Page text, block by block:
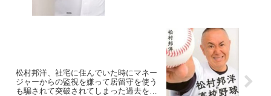
松村邦洋、社宅に住んでいた時にマネー
ジャーからの監視を嫌って居留守を使う
も騙されて突破されてしまった過去を語